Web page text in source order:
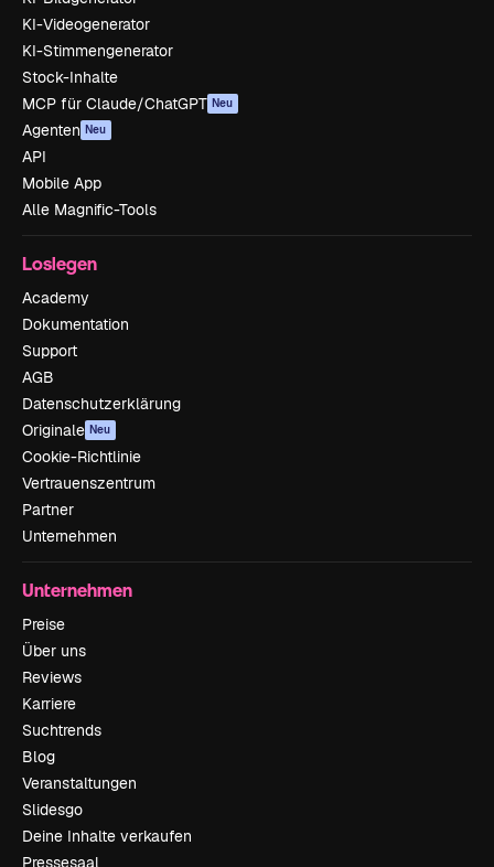
KI-Videogenerator
KI-Stimmengenerator
Stock-Inhalte
MCP für Claude/ChatGPT Neu
Agenten Neu
API
Mobile App
Alle Magnific-Tools
Loslegen
Academy
Dokumentation
Support
AGB
Datenschutzerklärung
Originale Neu
Cookie-Richtlinie
Vertrauenszentrum
Partner
Unternehmen
Unternehmen
Preise
Über uns
Reviews
Karriere
Suchtrends
Blog
Veranstaltungen
Slidesgo
Deine Inhalte verkaufen
Pressesaal